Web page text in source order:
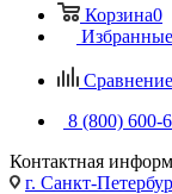
Корзина0
8 (800) 600-
Контактная
г. Санкт-